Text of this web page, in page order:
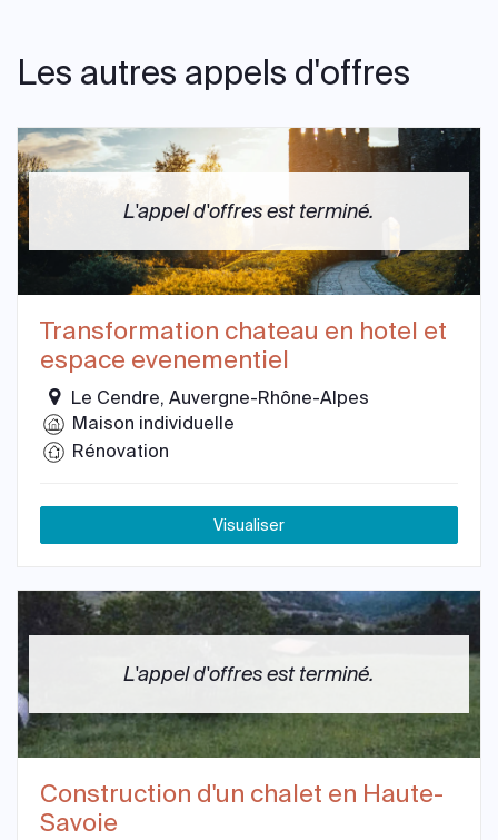
Les autres appels d'offres
L'appel d'offres est terminé.
Transformation chateau en hotel et
espace evenementiel
Le Cendre, Auvergne-Rhône-Alpes
Maison individuelle
Rénovation
Visualiser
L'appel d'offres est terminé.
Construction d'un chalet en Haute-
Savoie